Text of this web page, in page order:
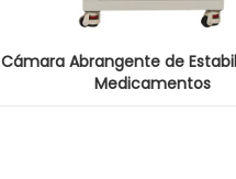
Cámara Abrangente de
Medicamentos